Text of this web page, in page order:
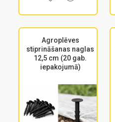
Agroplēves
stiprināšanas naglas
12,5 cm (20 gab.
iepakojumā)